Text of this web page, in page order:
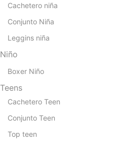
Cachetero niña
Conjunto Niña
Leggins niña
Niño
Boxer Niño
Teens
Cachetero Teen
Conjunto Teen
Top teen